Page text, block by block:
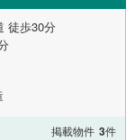
徒歩30分
掲載物件 3件